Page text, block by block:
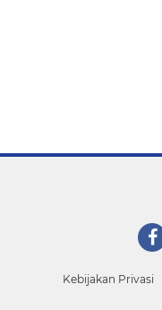
Kebijakan Privasi